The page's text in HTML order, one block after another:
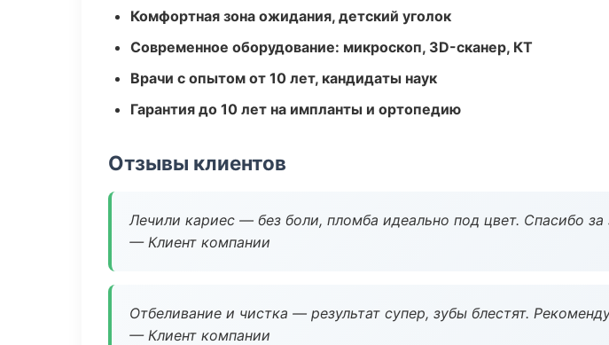
Комфортная зона ожидания, детский уголок
Современное оборудование: микроскоп, 3D-сканер, КТ
Врачи с опытом от 10 лет, кандидаты наук
Гарантия до 10 лет на импланты и ортопедию
Отзывы клиентов
Лечили кариес — без боли, пломба идеально под цвет. Спасибо за
— Клиент компании
Отбеливание и чистка — результат супер, зубы блестят.
— Клиент компании